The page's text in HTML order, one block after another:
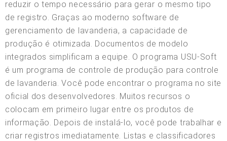
reduzir o tempo necessário para gerar o mesmo tipo
de registro. Graças ao moderno software de
gerenciamento de lavanderia, a capacidade de
produção é otimizada. Documentos de modelo
integrados simplificam a equipe. O programa USU-Soft
é um programa de controle de produção para controle
de lavanderia. Você pode encontrar o programa no site
oficial dos desenvolvedores. Muitos recursos o
colocam em primeiro lugar entre os produtos de
informação. Depois de instalá-lo, você pode trabalhar e
criar registros imediatamente. Listas e classificadores